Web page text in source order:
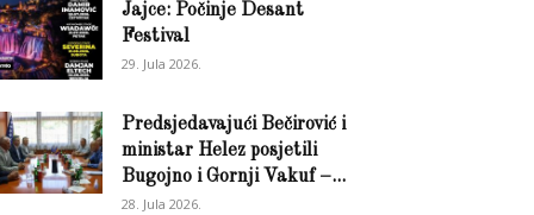
Jajce: Počinje Desant
Festival
29. Jula 2026.
Predsjedavajući Bečirović i
ministar Helez posjetili
Bugojno i Gornji Vakuf –...
28. Jula 2026.